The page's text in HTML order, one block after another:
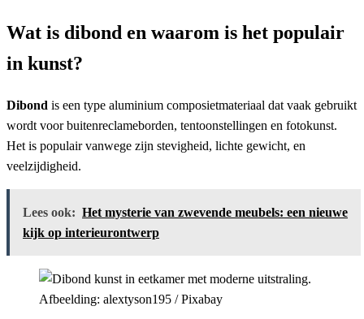
Wat is dibond en waarom is het populair
in kunst?
Dibond is een type aluminium composietmateriaal dat vaak gebruikt
wordt voor buitenreclameborden, tentoonstellingen en fotokunst.
Het is populair vanwege zijn stevigheid, lichte gewicht, en
veelzijdigheid.
Lees ook: Het mysterie van zwevende meubels: een nieuwe
kijk op interieurontwerp
Afbeelding: alextyson195 / Pixabay